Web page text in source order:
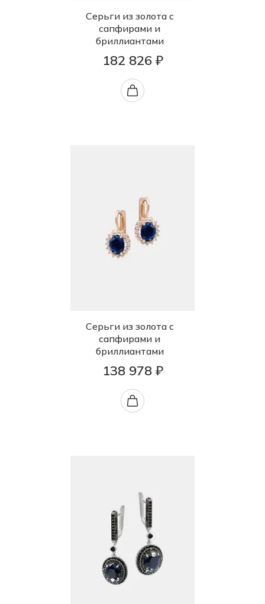
Серьги из золота с
сапфирами и
бриллиантами
182 826 ₽
Серьги из золота с
сапфирами и
бриллиантами
138 978 ₽